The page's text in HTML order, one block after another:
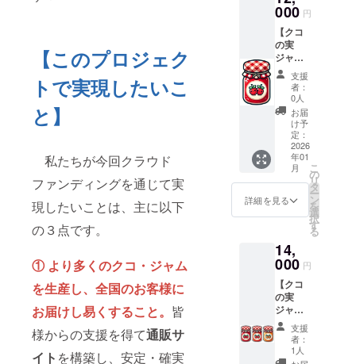
【このプロジェク
トで実現したいこ
と】
私たちが今回クラウド
ファンディングを通じて実
現したいことは、主に以下
の３点です。
① より多くのクコ・ジャム
を生産し、全国のお客様に
お届けし易くすること。 皆
様からの支援を得て通販サ
イト を構築し、安定・確実
にリ
ターン
は必ず
履行さ
れま
す。ご
安心く
ださ
い。
合など
には、
クコの
実ジャ
ム１個
との交
換が可
能です
（注意
事項な
どは、
クーポ
ンの裏
面に詳
載され
ていま
ン有効
期限：
2026年
3月から
2026年
8月末ま
で ・ク
コの実
ジャム
限もし
味期
限：製
造日か
ら約
８ヶ月
・原材
料、主
原料の
原産
地：中
国、そ
の他 ・
果実
（ラズ
ゴ、ブ
ルーベ
リー、
はちみ
つ）、
砂糖
（国内
造）、
と、ク
コ・ベ
リー
ジャム
１個、
クコレ
モン
ジャム
１個を
郵送い
たしま
す。 ・
クーポ
ンにつ
い
て・・
EC販売
サイト
（2026
年3月予
定）さ
れた後
に、こ
のクー
000 円
【クコ
の実
ジャ
ム・
クーポ
ン２枚
＋ クコ
の実
ジャム
１個】
クコの
実ジャ
ム・
クーポ
ン
２枚
と、ク
コ・ベ
リー
ジャム
１個を
郵送い
たしま
す。 ・
支援
者：
0人
お届
け予
定：
2026
年01
月
詳細を見る
こ
の
リ
タ
ー
ン
を
選
択
す
る
14,
000 円
【クコ
の実
ジャ
ム・
クーポ
ン１枚
＋ クコ
支援
者：
1人